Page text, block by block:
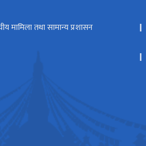
मामिला तथा सामान्य प्रशासन